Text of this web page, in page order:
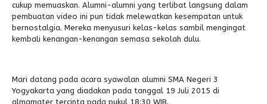
cukup memuaskan. Alumni-alumni yang terlibat langsung dalam
pembuatan video ini pun tidak melewatkan kesempatan untuk
bernostalgia. Mereka menyusuri kelas-kelas sambil mengingat
kembali kenangan-kenangan semasa sekolah dulu.
Mari datang pada acara syawalan alumni SMA Negeri 3
Yogyakarta yang diadakan pada tanggal 19 Juli 2015 di
almamater tercinta pada pukul 18:30 WIB.